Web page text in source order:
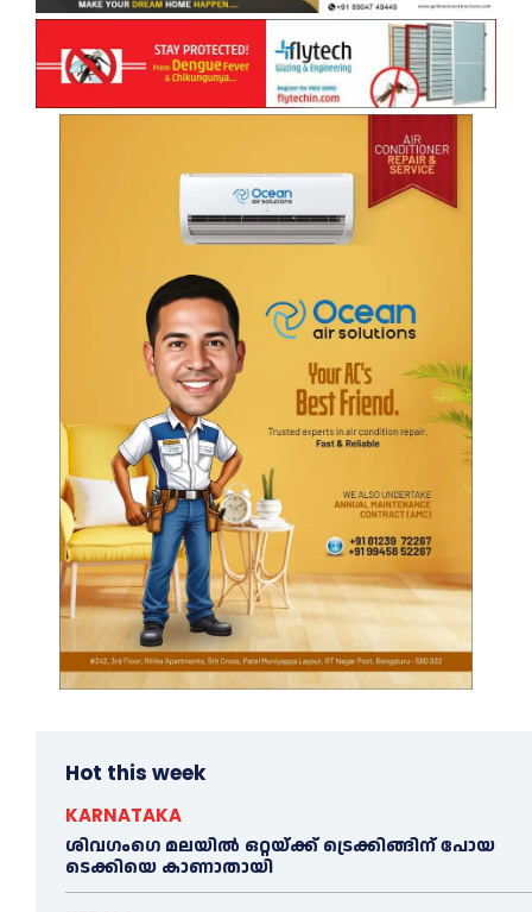
Hot this week
KARNATAKA
ശിവഗംഗെ മലയിൽ ഒറ്റയ്ക്ക് ട്രെക്കിങ്ങിന് പോയ
ടെക്കിയെ കാണാതായി